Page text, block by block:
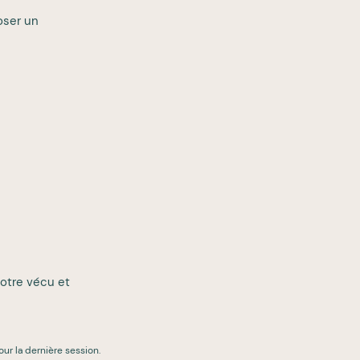
un
vécu et
la dernière session.